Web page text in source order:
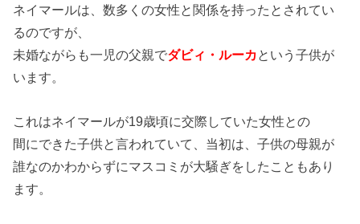
ネイマールは、数多くの女性と関係を持ったとされてい
るのですが、
未婚ながらも一児の父親でダビィ・ルーカという子供が
います。
これはネイマールが19歳頃に交際していた女性との
間にできた子供と言われていて、当初は、子供の母親が
誰なのかわからずにマスコミが大騒ぎをしたこともあり
ます。